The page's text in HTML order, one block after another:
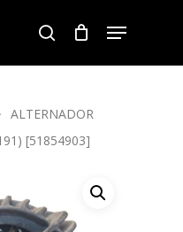
search
Menu
ALTERNADOR
[51854903]